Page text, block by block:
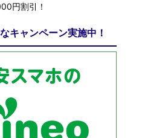
円割引！
キャンペーン実施中！